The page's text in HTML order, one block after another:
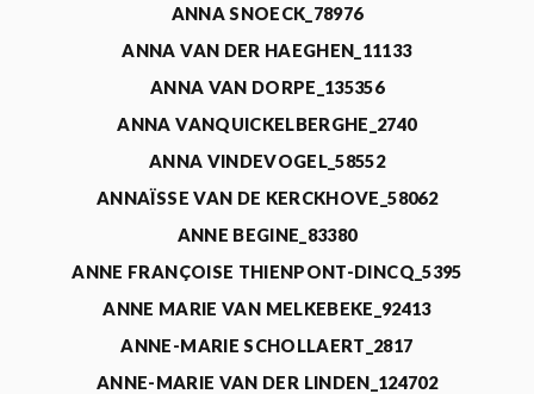
ANNA SNOECK_78976
ANNA VAN DER HAEGHEN_11133
ANNA VAN DORPE_135356
ANNA VANQUICKELBERGHE_2740
ANNA VINDEVOGEL_58552
ANNAÏSSE VAN DE KERCKHOVE_58062
ANNE BEGINE_83380
ANNE FRANÇOISE THIENPONT-DINCQ_5395
ANNE MARIE VAN MELKEBEKE_92413
ANNE-MARIE SCHOLLAERT_2817
ANNE-MARIE VAN DER LINDEN_124702